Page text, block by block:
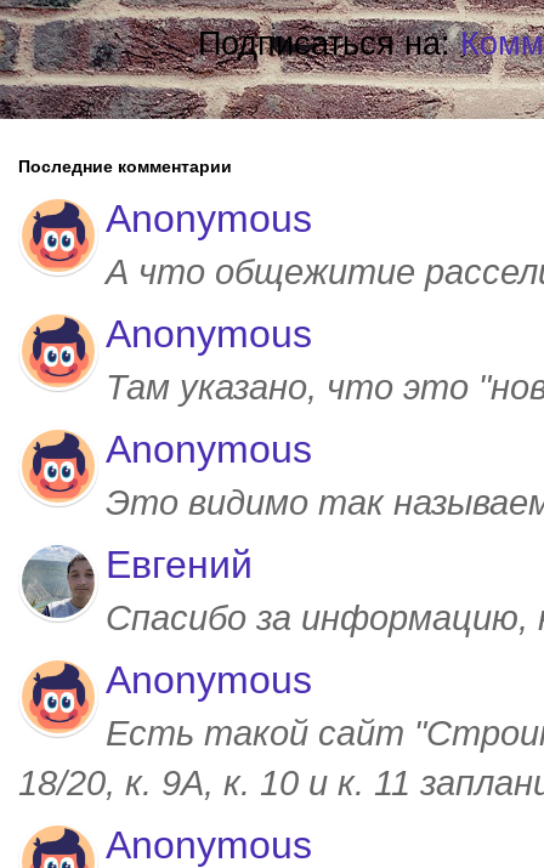
Подписаться на:
Последние комментарии
Anonymous
А что общежитие
Anonymous
Там указано, что это
Anonymous
Это видимо так
Евгений
Спасибо за
Anonymous
Есть такой сайт
18/20, к. 9А, к. 10 и к. 11
Anonymous